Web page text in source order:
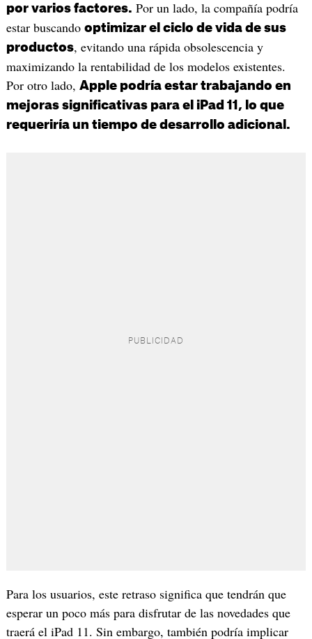
por varios factores. Por un lado, la compañía podría
estar buscando optimizar el ciclo de vida de sus
productos, evitando una rápida obsolescencia y
maximizando la rentabilidad de los modelos existentes.
Por otro lado, Apple podría estar trabajando en
mejoras significativas para el iPad 11, lo que
requeriría un tiempo de desarrollo adicional.
Para los usuarios, este retraso significa que tendrán que
esperar un poco más para disfrutar de las novedades que
traerá el iPad 11. Sin embargo, también podría implicar